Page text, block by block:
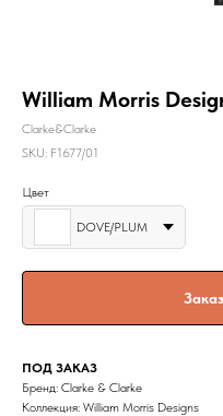
William Morris
Clarke&Clarke
SKU: F1677/01
Цвет
DOVE/PLUM
ПОД ЗАКАЗ
Бренд: Clarke & Clarke
Коллекция: William Morris Designs